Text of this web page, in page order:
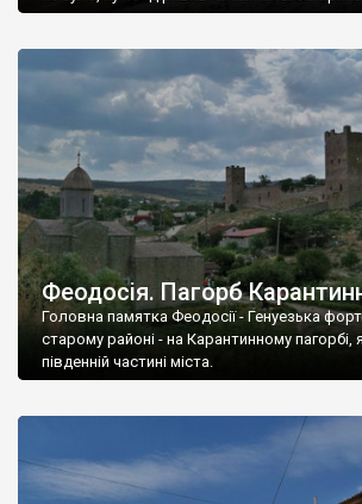
Феодосія. Пагорб
Головна памятка Феодосії - Генуезька
старому районі - на Карантинному пагорбі,
південній частині міста.